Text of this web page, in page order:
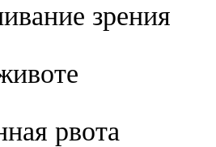
зрения
рвота